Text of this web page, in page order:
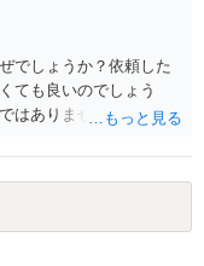
でしょうか？依頼した
ても良いのでしょう
効ではありませんか？
する弁護士会に相談さ
脳梗塞で倒れたようで
士の判断で復代理を
なのかという問題もあ